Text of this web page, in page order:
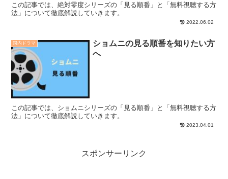
この記事では、絶対零度シリーズの「見る順番」と「無料視聴する方
法」について徹底解説していきます。
2022.06.02
国内ドラマ
ショムニの見る順番を知りたい方
へ
この記事では、ショムニシリーズの「見る順番」と「無料視聴する方
法」について徹底解説していきます。
2023.04.01
スポンサーリンク